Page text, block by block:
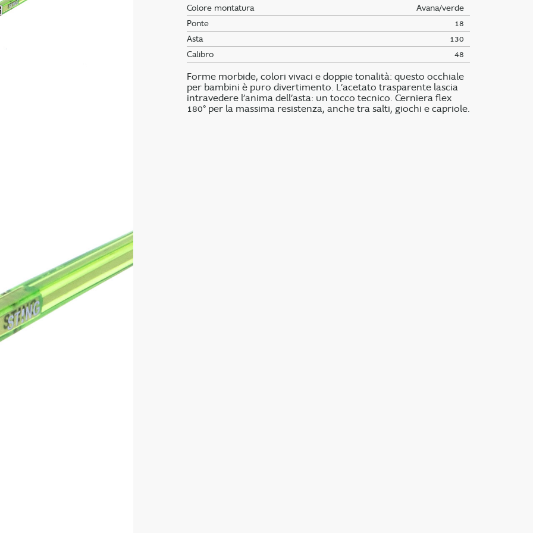
Colore montatura
Avana/verde
Ponte
18
Asta
130
Calibro
48
Forme morbide, colori vivaci e doppie tonalità: questo occhiale
per bambini è puro divertimento. L’acetato trasparente lascia
intravedere l’anima dell’asta: un tocco tecnico. Cerniera flex
180° per la massima resistenza, anche tra salti, giochi e capriole.